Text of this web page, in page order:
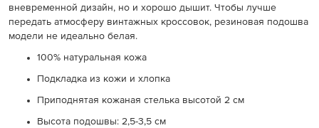
вневременной дизайн, но и хорошо дышит. Чтобы лучше
передать атмосферу винтажных кроссовок, резиновая подошва
модели не идеально белая.
100% натуральная кожа
Подкладка из кожи и хлопка
Приподнятая кожаная стелька высотой 2 см
Высота подошвы: 2,5-3,5 см